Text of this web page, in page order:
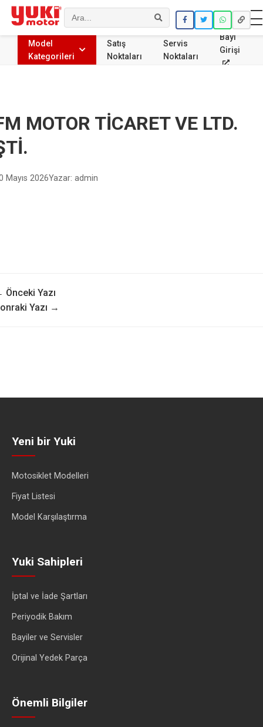
Ara
Model
Kategorileri
Satış
Noktaları
Servis
Noktaları
Bayi
Girişi
MOTOR TİCARET VE LTD.
Mayıs 2026Yazar: admin
Önceki Yazı
Yazı →
Yeni bir Yuki
Motosiklet Modelleri
Fiyat Listesi
Model Karşılaştırma
Yuki Sahipleri
İptal ve İade Şartları
Periyodik Bakım
Bayiler ve Servisler
Orijinal Yedek Parça
Önemli Bilgiler